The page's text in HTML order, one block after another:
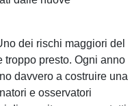
dei rischi maggiori del
troppo presto. Ogni anno
davvero a costruire una
e osservatori